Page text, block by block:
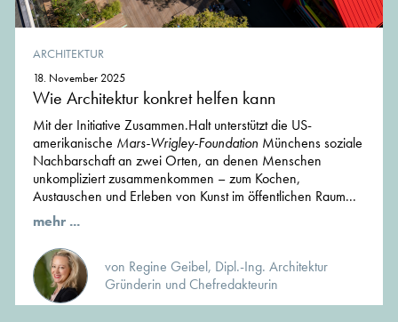
ARCHITEKTUR
18. November 2025
Wie Architektur konkret helfen kann
Mit der Initiative Zusammen.Halt unterstützt die US-
amerikanische Mars-Wrigley-Foundation Münchens soziale
Nachbarschaft an zwei Orten, an denen Menschen
unkompliziert zusammenkommen – zum Kochen,
Austauschen und Erleben von Kunst im öffentlichen Raum...
mehr ...
von Regine Geibel, Dipl.-Ing. Architektur
Gründerin und Chefredakteurin